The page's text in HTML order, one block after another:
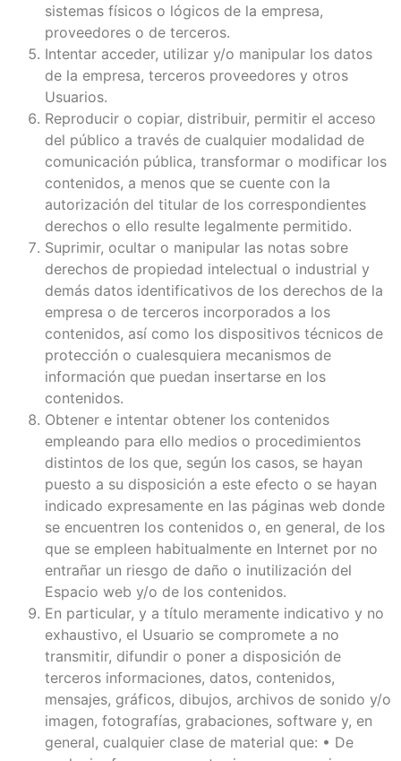
sistemas físicos o lógicos de la empresa,
proveedores o de terceros.
Intentar acceder, utilizar y/o manipular los datos
de la empresa, terceros proveedores y otros
Usuarios.
Reproducir o copiar, distribuir, permitir el acceso
del público a través de cualquier modalidad de
comunicación pública, transformar o modificar los
contenidos, a menos que se cuente con la
autorización del titular de los correspondientes
derechos o ello resulte legalmente permitido.
Suprimir, ocultar o manipular las notas sobre
derechos de propiedad intelectual o industrial y
demás datos identificativos de los derechos de la
empresa o de terceros incorporados a los
contenidos, así como los dispositivos técnicos de
protección o cualesquiera mecanismos de
información que puedan insertarse en los
contenidos.
Obtener e intentar obtener los contenidos
empleando para ello medios o procedimientos
distintos de los que, según los casos, se hayan
puesto a su disposición a este efecto o se hayan
indicado expresamente en las páginas web donde
se encuentren los contenidos o, en general, de los
que se empleen habitualmente en Internet por no
entrañar un riesgo de daño o inutilización del
Espacio web y/o de los contenidos.
En particular, y a título meramente indicativo y no
exhaustivo, el Usuario se compromete a no
transmitir, difundir o poner a disposición de
terceros informaciones, datos, contenidos,
mensajes, gráficos, dibujos, archivos de sonido y/o
imagen, fotografías, grabaciones, software y, en
general, cualquier clase de material que: • De